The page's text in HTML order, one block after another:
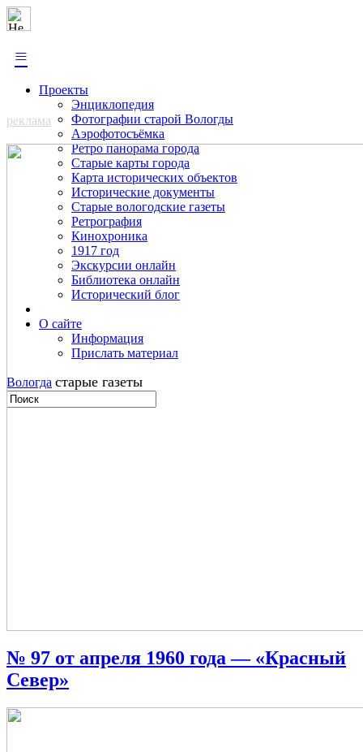
≡
Проекты
Энциклопедия
Фотографии старой Вологды
Аэрофотосъёмка
Ретро панорама города
Старые карты города
Карта исторических объектов
Исторические документы
Старые вологодские газеты
Ретрография
Кинохроника
1917 год
Экскурсии онлайн
Библиотека онлайн
Исторический блог
О сайте
Информация
Прислать материал
Вологда старые газеты
реклама
№ 97 от апреля 1960 года — «Красный
Север»